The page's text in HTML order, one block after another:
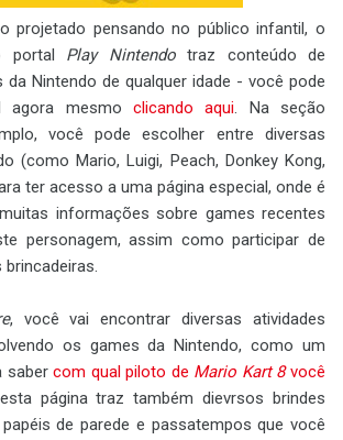
projetado pensando no público infantil, o
portal Play Nintendotraz conteúdo de
da Nintendo de qualquer idade - você pode
agora mesmo clicando aqui. Na seção
você pode escolher entre diversas
(como Mario, Luigi, Peach, Donkey Kong,
ter acesso a uma página especial, onde é
informações sobre games recentes
personagem, assim como participar de
, você vai encontrar diversas atividades
os games da Nintendo, como um
sabercom qual piloto de Mario Kart 8você
página traz também dievrsos brindes
de parede e passatempos que você